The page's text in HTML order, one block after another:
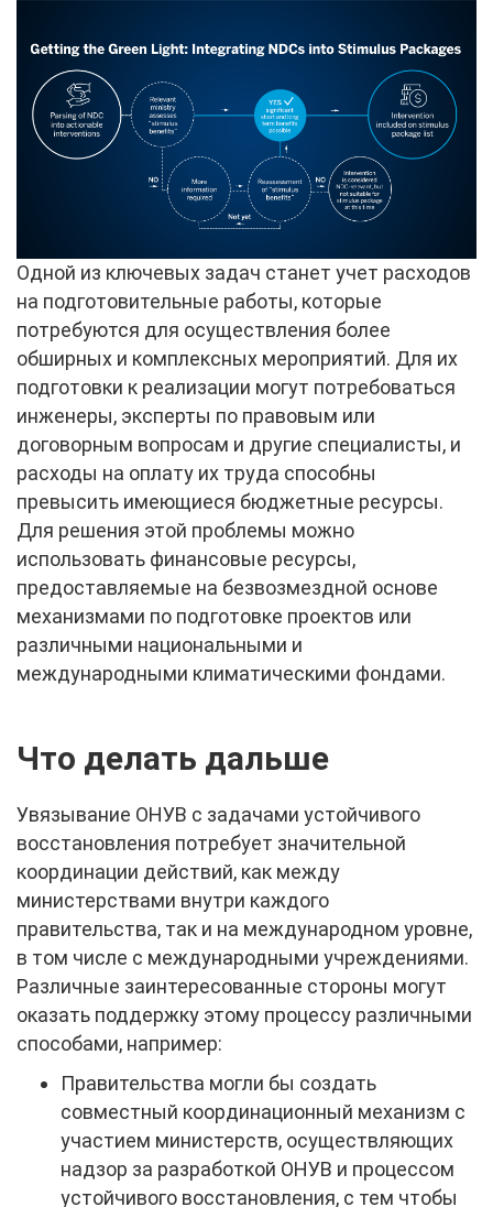
Одной из ключевых задач станет учет расходов
на подготовительные работы, которые
потребуются для осуществления более
обширных и комплексных мероприятий. Для их
подготовки к реализации могут потребоваться
инженеры, эксперты по правовым или
договорным вопросам и другие специалисты, и
расходы на оплату их труда способны
превысить имеющиеся бюджетные ресурсы.
Для решения этой проблемы можно
использовать финансовые ресурсы,
предоставляемые на безвозмездной основе
механизмами по подготовке проектов или
различными национальными и
международными климатическими фондами.
Что делать дальше
Увязывание ОНУВ с задачами устойчивого
восстановления потребует значительной
координации действий, как между
министерствами внутри каждого
правительства, так и на международном уровне,
в том числе с международными учреждениями.
Различные заинтересованные стороны могут
оказать поддержку этому процессу различными
способами, например:
Правительства могли бы создать
совместный координационный механизм с
участием министерств, осуществляющих
надзор за разработкой ОНУВ и процессом
устойчивого восстановления, с тем чтобы